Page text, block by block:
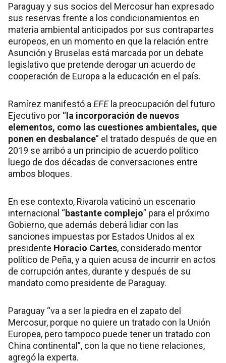
Paraguay y sus socios del Mercosur han expresado
sus reservas frente a los condicionamientos en
materia ambiental anticipados por sus contrapartes
europeos, en un momento en que la relación entre
Asunción y Bruselas está marcada por un debate
legislativo que pretende derogar un acuerdo de
cooperación de Europa a la educación en el país.
Ramírez manifestó a EFEla preocupación del futuro
Ejecutivo por “ la incorporación de nuevos
elementos, como las cuestiones ambientales, que
ponen en desbalance” el tratado después de que en
2019 se arribó a un principio de acuerdo político
luego de dos décadas de conversaciones entre
ambos bloques.
En ese contexto, Rivarola vaticinó un escenario
internacional “bastante complejo” para el próximo
Gobierno, que además deberá lidiar con las
sanciones impuestas por Estados Unidos al ex
presidente Horacio Cartes, considerado mentor
político de Peña, y a quien acusa de incurrir en actos
de corrupción antes, durante y después de su
mandato como presidente de Paraguay.
Paraguay “va a ser la piedra en el zapato del
Mercosur, porque no quiere un tratado con la Unión
Europea, pero tampoco puede tener un tratado con
China continental”, con la que no tiene relaciones,
agregó la experta.